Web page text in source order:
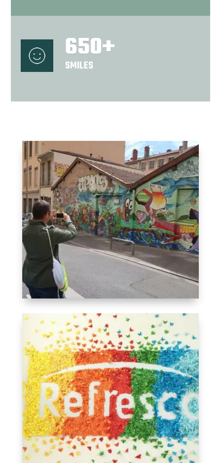
650+
SMILES